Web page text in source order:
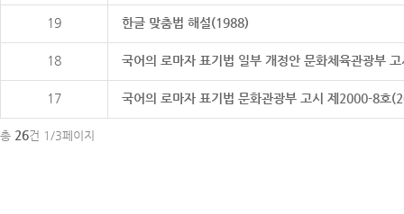
19 한글 맞춤법 해설(1988)
18 국어의 로마자 표기법 일부 개정안 문화체육관광부
17 국어의 로마자 표기법 문화관광부 고시 제2000-8호
총 26건 1/3페이지